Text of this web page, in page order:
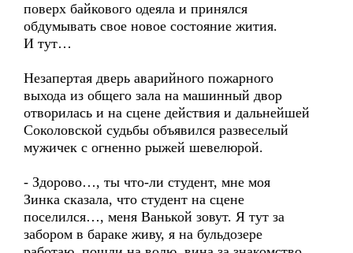
поверх байкового одеяла и принялся
обдумывать свое новое состояние жития.
И тут…
Незапертая дверь аварийного пожарного
выхода из общего зала на машинный двор
отворилась и на сцене действия и дальнейшей
Соколовской судьбы объявился развеселый
мужичек с огненно рыжей шевелюрой.
- Здорово…, ты что-ли студент, мне моя
Зинка сказала, что студент на сцене
поселился…, меня Ванькой зовут. Я тут за
забором в бараке живу, я на бульдозере